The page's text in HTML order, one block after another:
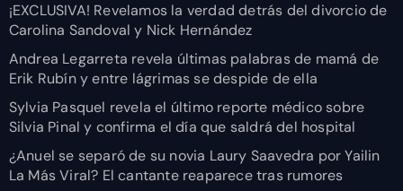
¡EXCLUSIVA! Revelamos la verdad detrás del divorcio de
Carolina Sandoval y Nick Hernández
Andrea Legarreta revela últimas palabras de mamá de
Erik Rubín y entre lágrimas se despide de ella
Sylvia Pasquel revela el último reporte médico sobre
Silvia Pinal y confirma el día que saldrá del hospital
¿Anuel se separó de su novia Laury Saavedra por Yailin
La Más Viral? El cantante reaparece tras rumores